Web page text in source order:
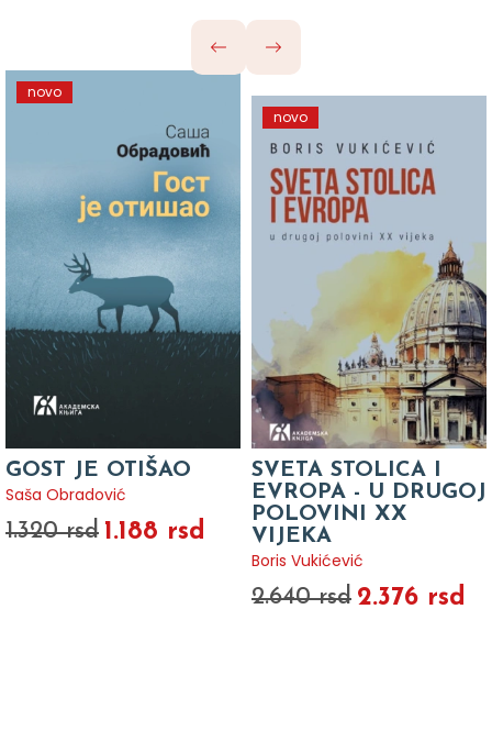
novo
GOST JE OTIŠAO
Saša Obradović
1.320 rsd 1.188 rsd
novo
SVETA STOLICA I
EVROPA - U DRUGOJ
POLOVINI XX
VIJEKA
Boris Vukićević
2.640 rsd 2.376 rsd